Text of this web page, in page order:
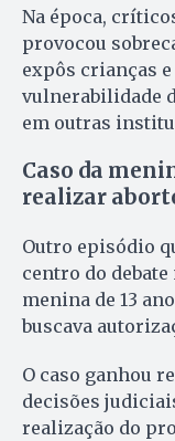
Na época,
provocou
expôs crianças
vulnerabilidade
em outras
Caso da
realizar
Outro episódio
centro do
menina de 13
buscava
O caso ganhou
decisões
realização do